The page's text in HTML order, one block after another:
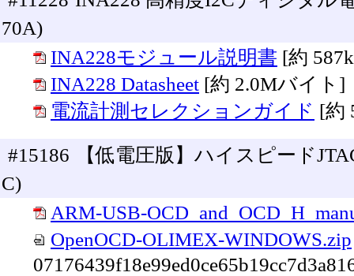
70A)
INA228モジュール説明書 [約
INA228 Datasheet [約 2.0Mバイト]
電流計測セレクションガイド [約
#15186
【低電圧版】ハイスピード
C)
ARM-USB-
OpenOCD-OLIMEX-WINDOWS.zip